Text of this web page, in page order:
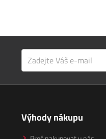
Výhody nákupu